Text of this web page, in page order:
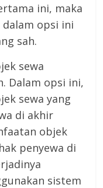
ini, maka
opsi ini
sah.
sewa
Dalam opsi ini,
sewa yang
di akhir
objek
penyewa di
sistem